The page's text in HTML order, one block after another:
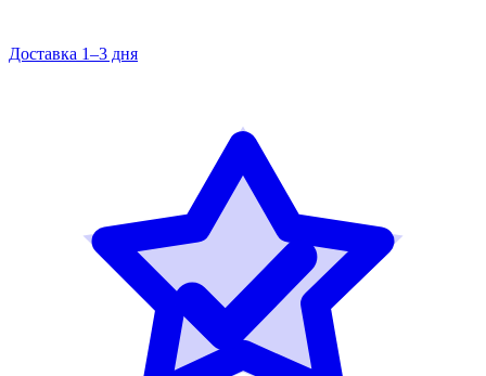
Доставка 1–3 дня